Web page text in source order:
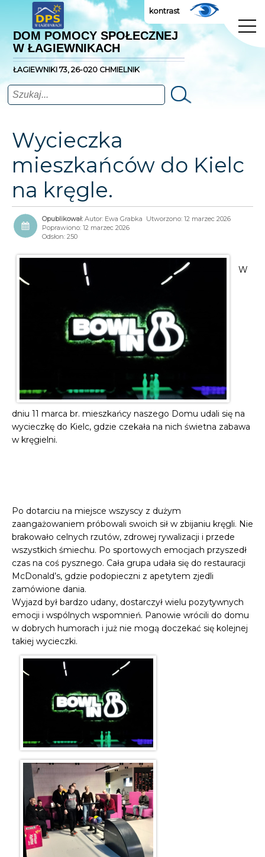
DOM POMOCY SPOŁECZNEJ
W ŁAGIEWNIKACH
ŁAGIEWNIKI 73, 26-020 CHMIELNIK
kontrast
Szukaj
Wycieczka
mieszkańców do Kielc
na kręgle.
Autor: Ewa Grabka Utworzono: 12 marzec 2026
Poprawiono: 12 marzec 2026
Odsłon: 250
W
dniu 11 marca br. mieszkańcy naszego Domu udali się na
wycieczkę do Kielc, gdzie czekała na nich świetna zabawa
w kręgielni.
Po dotarciu na miejsce wszyscy z dużym
zaangażowaniem próbowali swoich sił w zbijaniu kręgli. Nie
brakowało celnych rzutów, zdrowej rywalizacji i przede
wszystkich śmiechu. Po sportowych emocjach przyszedł
czas na coś pysznego. Cała grupa udała się do restauracji
McDonald’s, gdzie podopieczni z apetytem zjedli
zamówione dania.
Wyjazd był bardzo udany, dostarczył wielu pozytywnych
emocji i wspólnych wspomnień. Panowie wrócili do domu
w dobrych humorach i już nie mogą doczekać się kolejnej
takiej wycieczki.